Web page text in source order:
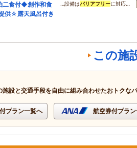
二食付◆創作和食
供☆露天風呂付き
…設備はバリアフリーに対応…
この施
施設と交通手段を自由に組み合わせたおトクな
プラン一覧へ 航空券付プラ